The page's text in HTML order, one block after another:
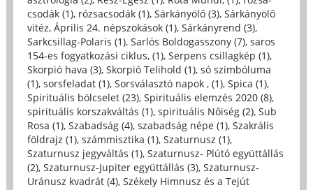
csodák (1), rózsacsodák (1), Sárkányölő (3), Sárkányölő
vitéz, Április 24. népszokások (1), Sárkányrend (3),
Sarkcsillag-Polaris (1), Sarlós Boldogasszony (7), saros
154-es fogyatkozási ciklus, (1), Serpens csillagkép (1),
Skorpió hava (3), Skorpió Telihold (1), só szimbóluma
(1), sorsfeladat (1), Sorsválasztó napok , (1), Spica (1),
Spirituális bölcselet (23), Spirituális elemzés 2020 (8),
spirituális korszakváltás (1), spirituális Nőiség (2), Sub
Rosa (1), Szabadság (4), szabadság népe (1), Szakrális
földrajz (1), számmisztika (1), Szaturnusz (1),
Szaturnusz jegyváltás (1), Szaturnusz- Plútó együttállás
(2), Szaturnusz-Jupiter együttállás (3), Szaturnusz-
Uránusz kvadrát (4), Székely Himnusz és a Tejút